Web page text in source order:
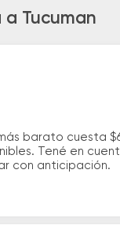
Tucuman
barato cuesta
Tené en
con anticipación.